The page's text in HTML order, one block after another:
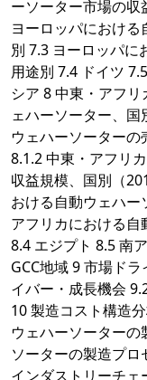
ーソーター市場の
ヨーロッパにおけ
別 7.3 ヨーロッパに
用途別 7.4 ドイツ
シア 8 中東・アフ
ェハーソーター、
ウェハーソーターの
8.1.2 中東・アフリ
収益規模、国別（
おける自動ウェハー
アフリカにおける
8.4 エジプト 8.5 南
GCC地域 9 市場ド
イバー・成長機会
10 製造コスト構造
ウェハーソーター
ソーターの製造プ
インダストリーチェ